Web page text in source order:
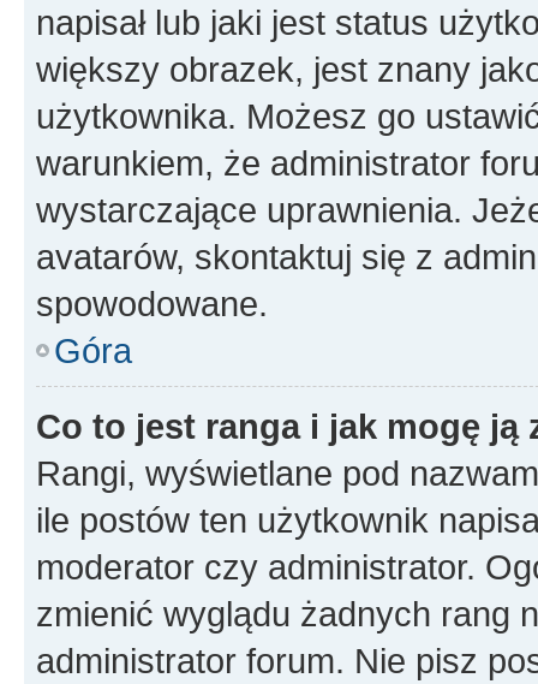
napisał lub jaki jest status
większy obrazek, jest znany
użytkownika. Możesz go
warunkiem, że administrator
wystarczające uprawnienia.
avatarów, skontaktuj się z
spowodowane.
Góra
Co to jest ranga i jak mogę ją
Rangi, wyświetlane pod
ile postów ten użytkownik
moderator czy administrator.
zmienić wyglądu żadnych rang
administrator forum. Nie pisz